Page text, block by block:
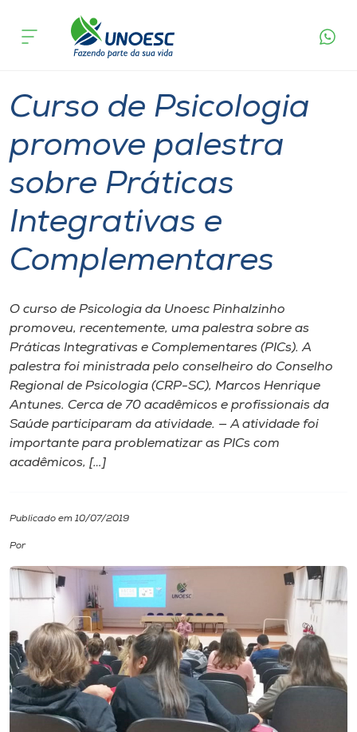
Cursos
Atendimento ao Estudante
Portal de Ensino
Internacionalização
I.nova
Diplomados
Biblioteca
Editora
Rádio
Museu
acontece
Curso de Psicologia
promove palestra
sobre Práticas
Integrativas e
Complementares
O curso de Psicologia da Unoesc Pinhalzinho
promoveu, recentemente, uma palestra sobre as
Práticas Integrativas e Complementares (PICs). A
palestra foi ministrada pelo conselheiro do Conselho
Regional de Psicologia (CRP-SC), Marcos Henrique
Antunes. Cerca de 70 acadêmicos e profissionais da
Saúde participaram da atividade. — A atividade foi
importante para problematizar as PICs com
acadêmicos, […]
Publicado em 10/07/2019
Por